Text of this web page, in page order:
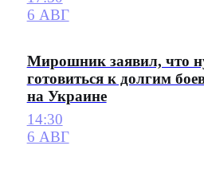
6 АВГ
Мирошник заявил, что
готовиться к долгим
на Украине
14:30
6 АВГ